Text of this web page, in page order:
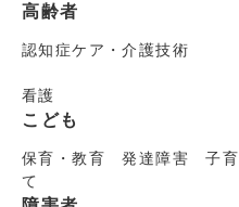
高齢者
認知症ケア・介護技術
看護
こども
保育・教育 発達障害 子育
て